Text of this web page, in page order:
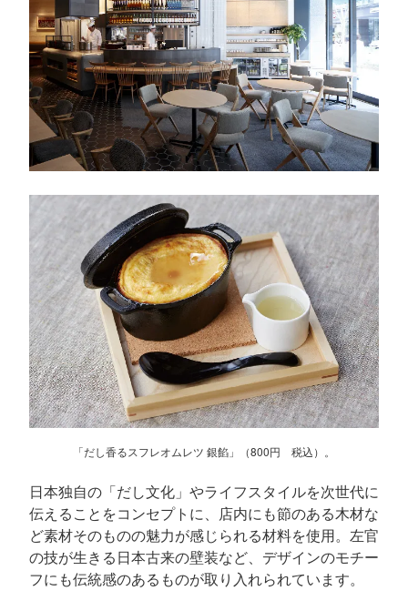
「だし香るスフレオムレツ 銀餡」（800円 税込）。
日本独自の「だし文化」やライフスタイルを次世代に
伝えることをコンセプトに、店内にも節のある木材な
ど素材そのものの魅力が感じられる材料を使用。左官
の技が生きる日本古来の壁装など、デザインのモチー
フにも伝統感のあるものが取り入れられています。